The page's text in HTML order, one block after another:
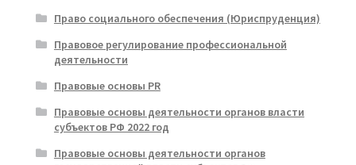
Право социального обеспечения (Юриспруденция)
Правовое регулирование профессиональной
деятельности
Правовые основы PR
Правовые основы деятельности органов власти
субъектов РФ 2022 год
Правовые основы деятельности органов